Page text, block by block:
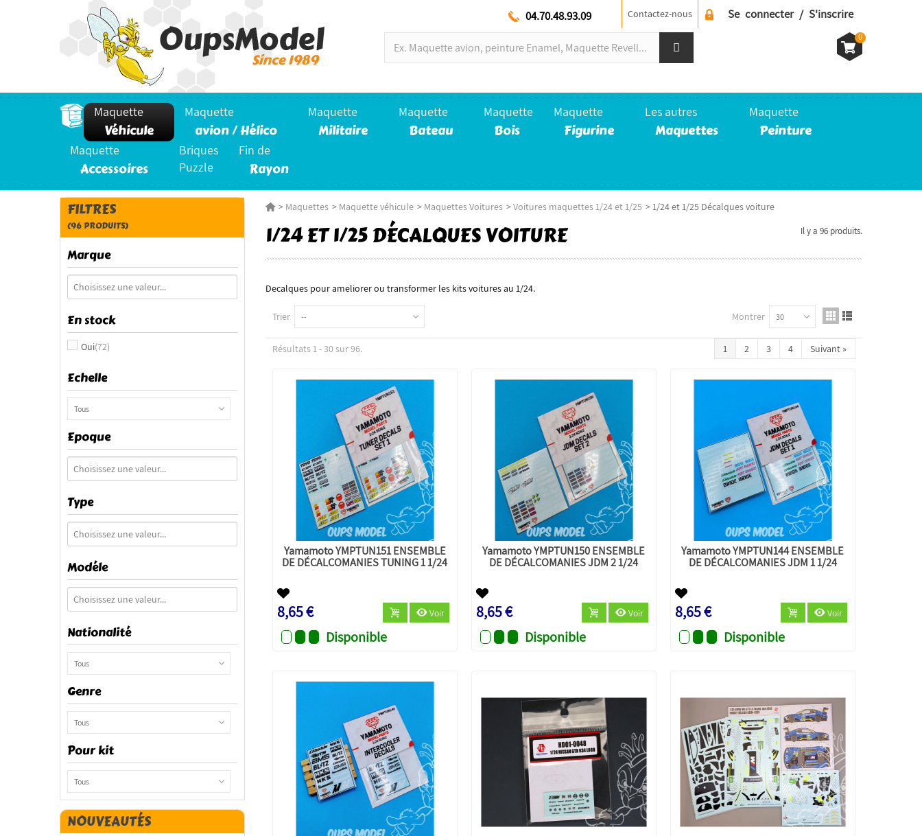
Se connecter / S'inscrire
Contactez-nous
04.70.48.93.09
0
Maquette
Véhicule
Maquette
avion / Hélico
Maquette
Militaire
Maquette
Bateau
Maquette
Bois
Maquette
Figurine
Les autres
Maquettes
Maquette
Peinture
Maquette
Accessoires
Briques
Puzzle
Fin de
Rayon
FILTRES
(96 PRODUITS)
Marque
En stock
Oui(72)
Echelle
Tous
Epoque
Type
Modéle
Nationalité
Tous
Genre
Tous
Pour kit
Tous
NOUVEAUTÉS
> Maquettes > Maquette véhicule > Maquettes Voitures >Voitures maquettes 1/24 et 1/25 >1/24 et 1/25 Décalques voiture
1/24 ET 1/25 DÉCALQUES VOITURE Il y a 96 produits.
Decalques pour ameliorer ou transformer les kits voitures au 1/24.
Trier -- Montrer 30
1 2 3 4 Suivant »
Résultats 1 - 30 sur 96.
Yamamoto YMPTUN151 ENSEMBLE
DE DÉCALCOMANIES TUNING 1 1/24
8,65 € Voir
Disponible
Yamamoto YMPTUN150 ENSEMBLE
DE DÉCALCOMANIES JDM 2 1/24
8,65 € Voir
Disponible
Yamamoto YMPTUN144 ENSEMBLE
DE DÉCALCOMANIES JDM 1 1/24
8,65 € Voir
Disponible